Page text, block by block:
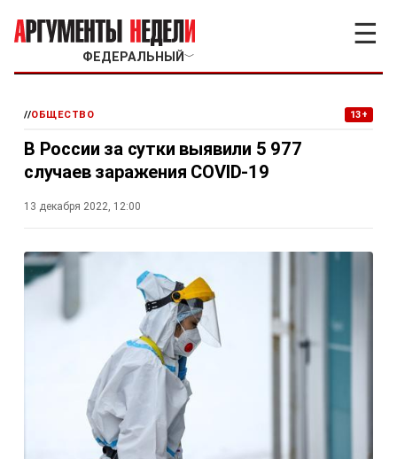
ФЕДЕРАЛЬНЫЙ ﹀
☰
//ОБЩЕСТВО 13+
В России за сутки выявили 5 977
случаев заражения COVID-19
13 декабря 2022, 12:00